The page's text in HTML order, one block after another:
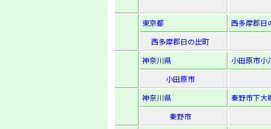
東京都
西多摩郡日
西多摩郡日の出町
神奈川県
小田原市小
小田原市
神奈川県
秦野市下大
秦野市